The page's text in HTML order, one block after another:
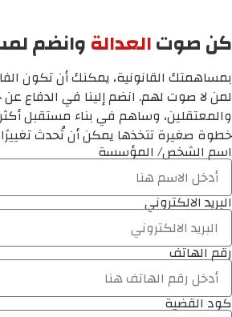
كن صوتالعدالةوانضم
بمساهمتك القانونية، يمكنك أن تكون
لمن لا صوت لهم. انضم إلينا في الدفاع
والمعتقلين، وساهم في بناء مستقبل
خطوة صغيرة تتخذها يمكن أن تُحدث تغييرًا
اسم الشخص/ المؤسسة
البريد الالكتروني
رقم الهاتف
كود القضية